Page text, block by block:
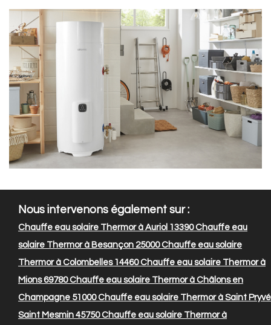
Nous intervenons également sur :
Chauffe eau solaire Thermor à Auriol 13390Chauffe eau
solaire Thermor à Besançon 25000Chauffe eau solaire
Thermor à Colombelles 14460Chauffe eau solaire Thermor à
Mions 69780Chauffe eau solaire Thermor à Châlons en
Champagne 51000Chauffe eau solaire Thermor à Saint Pryvé
Saint Mesmin 45750Chauffe eau solaire Thermor à